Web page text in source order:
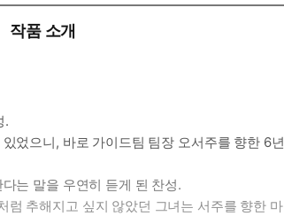
작품 소개
.
었으니, 바로 가이드팀 팀장 오서주를 향한 6
는 말을 우연히 듣게 된 찬성.
럼 추해지고 싶지 않았던 그녀는 서주를 향한